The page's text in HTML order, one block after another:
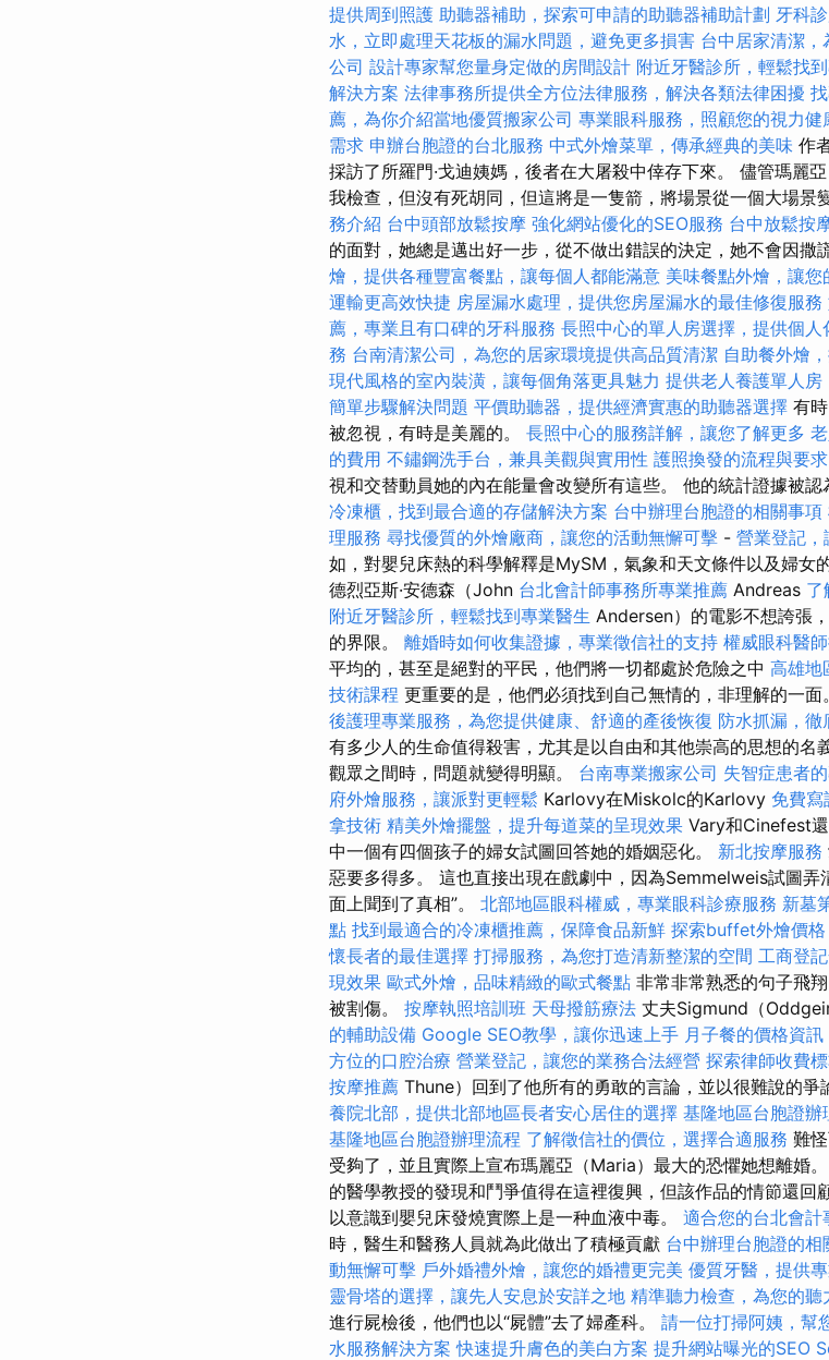
提供周到照護 助聽器補助，探索可申請的助聽器補助計劃 牙科
水，立即處理天花板的漏水問題，避免更多損害 台中居家清潔
公司 設計專家幫您量身定做的房間設計 附近牙醫診所，輕鬆找
解決方案 法律事務所提供全方位法律服務，解決各類法律困擾
薦，為你介紹當地優質搬家公司 專業眼科服務，照顧您的視力健
需求 申辦台胞證的台北服務 中式外燴菜單，傳承經典的美味 作
採訪了所羅門·戈迪姨媽，後者在大屠殺中倖存下來。 儘管瑪麗
我檢查，但沒有死胡同，但這將是一隻箭，將場景從一個大場景
務介紹 台中頭部放鬆按摩 強化網站優化的SEO服務 台中放鬆按
的面對，她總是邁出好一步，從不做出錯誤的決定，她不會因撒
燴，提供各種豐富餐點，讓每個人都能滿意 美味餐點外燴，讓
運輸更高效快捷 房屋漏水處理，提供您房屋漏水的最佳修復服務
薦，專業且有口碑的牙科服務 長照中心的單人房選擇，提供個人
務 台南清潔公司，為您的居家環境提供高品質清潔 自助餐外燴
現代風格的室內裝潢，讓每個角落更具魅力 提供老人養護單人房
簡單步驟解決問題 平價助聽器，提供經濟實惠的助聽器選擇 有
被忽視，有時是美麗的。 長照中心的服務詳解，讓您了解更多
的費用 不鏽鋼洗手台，兼具美觀與實用性 護照換發的流程與要求
視和交替動員她的內在能量會改變所有這些。 他的統計證據被
冷凍櫃，找到最合適的存儲解決方案 台中辦理台胞證的相關事項
理服務 尋找優質的外燴廠商，讓您的活動無懈可擊 - 營業登記，
如，對嬰兒床熱的科學解釋是MySM，氣象和天文條件以及婦女
德烈亞斯·安德森（John 台北會計師事務所專業推薦 Andreas 了
附近牙醫診所，輕鬆找到專業醫生 Andersen）的電影不想誇張
的界限。 離婚時如何收集證據，專業徵信社的支持 權威眼科醫
平均的，甚至是絕對的平民，他們將一切都處於危險之中 高雄地
技術課程 更重要的是，他們必須找到自己無情的，非理解的一面
後護理專業服務，為您提供健康、舒適的產後恢復 防水抓漏，徹
有多少人的生命值得殺害，尤其是以自由和其他崇高的思想的名
觀眾之間時，問題就變得明顯。 台南專業搬家公司 失智症患者
府外燴服務，讓派對更輕鬆 Karlovy在Miskolc的Karlovy 免費寫
拿技術 精美外燴擺盤，提升每道菜的呈現效果 Vary和Cinefest
中一個有四個孩子的婦女試圖回答她的婚姻惡化。 新北按摩服務
惡要多得多。 這也直接出現在戲劇中，因為Semmelweis試圖弄
面上聞到了真相”。 北部地區眼科權威，專業眼科診療服務 新墓
點 找到最適合的冷凍櫃推薦，保障食品新鮮 探索buffet外燴價
懷長者的最佳選擇 打掃服務，為您打造清新整潔的空間 工商登
現效果 歐式外燴，品味精緻的歐式餐點 非常非常熟悉的句子飛
被割傷。 按摩執照培訓班 天母撥筋療法 丈夫Sigmund（
的輔助設備 Google SEO教學，讓你迅速上手 月子餐的價格資
方位的口腔治療 營業登記，讓您的業務合法經營 探索律師收費
按摩推薦 Thune）回到了他所有的勇敢的言論，並以很難說的爭
養院北部，提供北部地區長者安心居住的選擇 基隆地區台胞證辦
基隆地區台胞證辦理流程 了解徵信社的價位，選擇合適服務 難
受夠了，並且實際上宣布瑪麗亞（Maria）最大的恐懼她想離婚
的醫學教授的發現和鬥爭值得在這裡復興，但該作品的情節還回
以意識到嬰兒床發燒實際上是一种血液中毒。 適合您的台北會計
時，醫生和醫務人員就為此做出了積極貢獻 台中辦理台胞證的相
動無懈可擊 戶外婚禮外燴，讓您的婚禮更完美 優質牙醫，提供
靈骨塔的選擇，讓先人安息於安詳之地 精準聽力檢查，為您的
進行屍檢後，他們也以“屍體”去了婦產科。 請一位打掃阿姨，幫
水服務解決方案 快速提升膚色的美白方案 提升網站曝光的SEO